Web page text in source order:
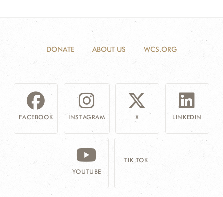
DONATE ABOUT US WCS.ORG
FACEBOOK INSTAGRAM X LINKEDIN
YOUTUBE
TIK TOK